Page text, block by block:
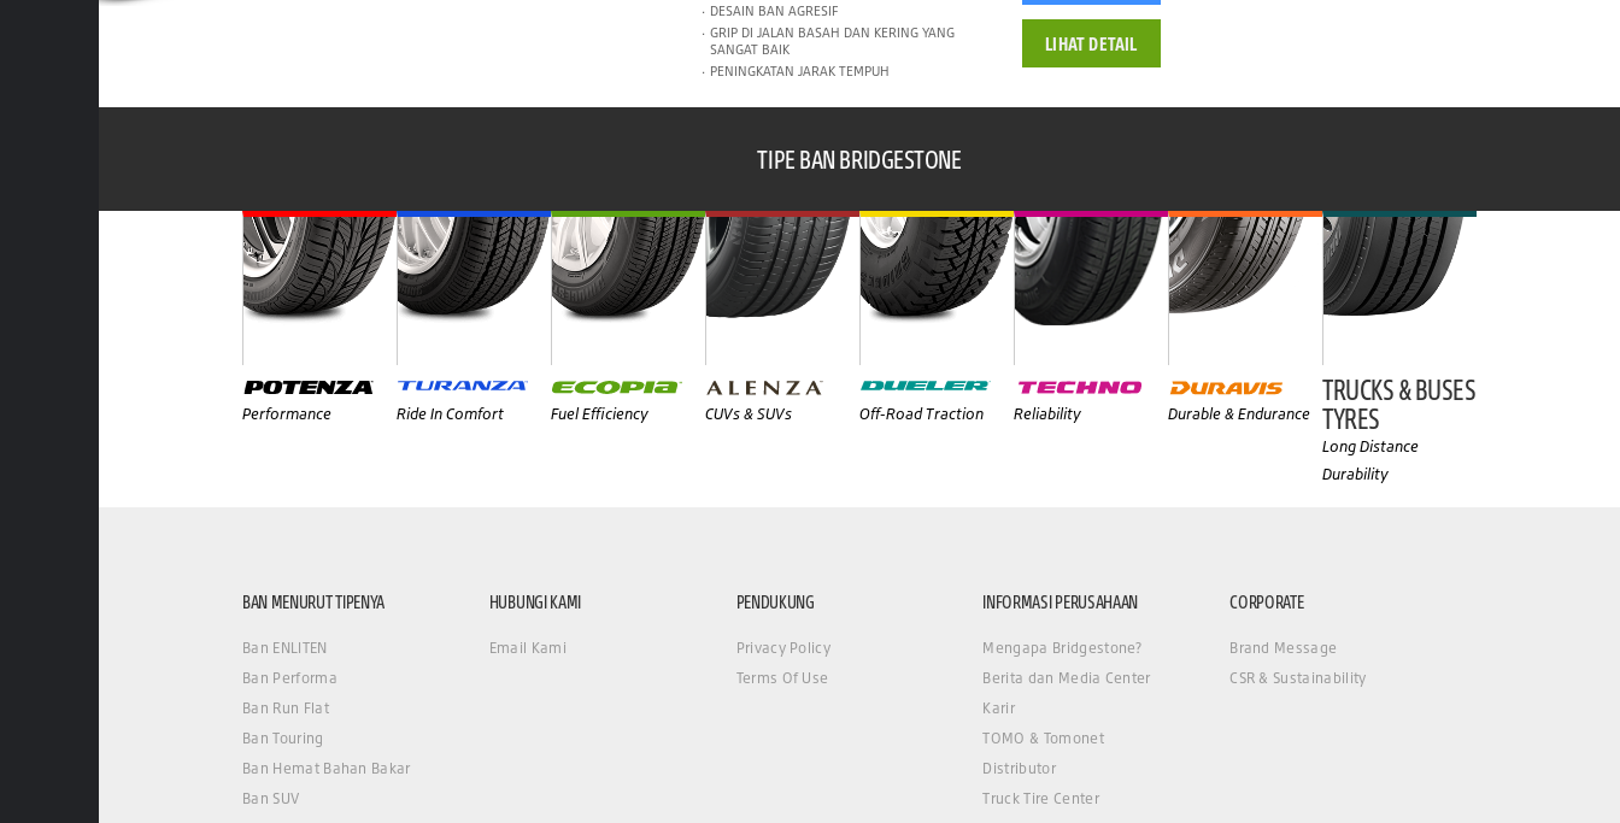
DESAIN BAN AGRESIF
GRIP DI JALAN BASAH DAN KERING YANG
SANGAT BAIK
PENINGKATAN JARAK TEMPUH
LIHAT DETAIL
TIPE BAN BRIDGESTONE
Performance Ride In Comfort Fuel Efficiency CUVs & SUVs Off-Road Traction Reliability Durable & Endurance
TRUCKS & BUSES
TYRES
Long Distance
Durability
BAN MENURUT TIPENYA
Ban ENLITEN
Ban Performa
Ban Run Flat
Ban Touring
Ban Hemat Bahan Bakar
Ban SUV
HUBUNGI KAMI
Email Kami
PENDUKUNG
Privacy Policy
Terms Of Use
INFORMASI PERUSAHAAN
Mengapa Bridgestone?
Berita dan Media Center
Karir
TOMO & Tomonet
Distributor
Truck Tire Center
CORPORATE
Brand Message
CSR & Sustainability